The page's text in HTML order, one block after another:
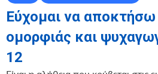
Εύχομαι να
ομορφιάς και
12